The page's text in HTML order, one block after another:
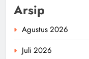
Arsip
Agustus 2026
Juli 2026